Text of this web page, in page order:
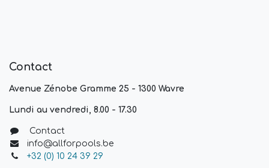
Contact
Avenue Zénobe Gramme 25 - 1300 Wavre
Lundi au vendredi, 8.00 - 17.30
Contact
info@allforpools.be
+32 (0) 10 24 39 29